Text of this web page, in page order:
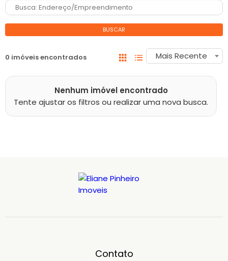
BUSCAR
0 imóveis encontrados Mais Recente
Nenhum imóvel encontrado
Tente ajustar os filtros ou realizar uma nova busca.
Contato